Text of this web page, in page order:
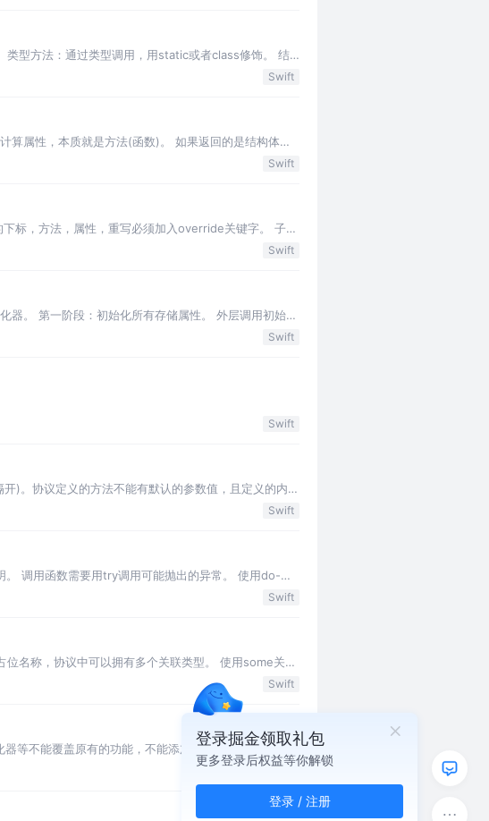
类型方法：通过类型调用，用static或者class修饰。 结
前加mutating可以允…
Swift
属性，本质就是方法(函数)。 如果返回的是结构体实
收…
Swift
标，方法，属性，重写必须加入override关键字。 子类
重写let属性。 重写时，属…
Swift
器。 第一阶段：初始化所有存储属性。 外层调用初始化
链。 从顶部初始化器往下，链中每一个指定初…
Swift
Swift
)。协议定义的方法不能有默认的参数值，且定义的内容
方法标记为mutating,结构…
Swift
调用函数需要用try调用可能抛出的异常。 使用do-
最顶层没有捕捉…
Swift
名称，协议中可以拥有多个关联类型。 使用some关键
Swift
等不能覆盖原有的功能，不能添加存储属性，不能添加
Swift
登录掘金领取礼包
更多登录后权益等你解锁
登录 / 注册